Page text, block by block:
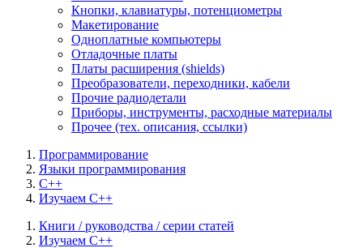
Кнопки, клавиатуры, потенциометры
Макетирование
Одноплатные компьютеры
Отладочные платы
Платы расширения (shields)
Преобразователи, переходники, кабели
Прочие радиодетали
Приборы, инструменты, расходные материалы
Прочее (тех. описания, ссылки)
Программирование
Языки программирования
C++
Изучаем C++
Книги / руководства / серии статей
Изучаем C++